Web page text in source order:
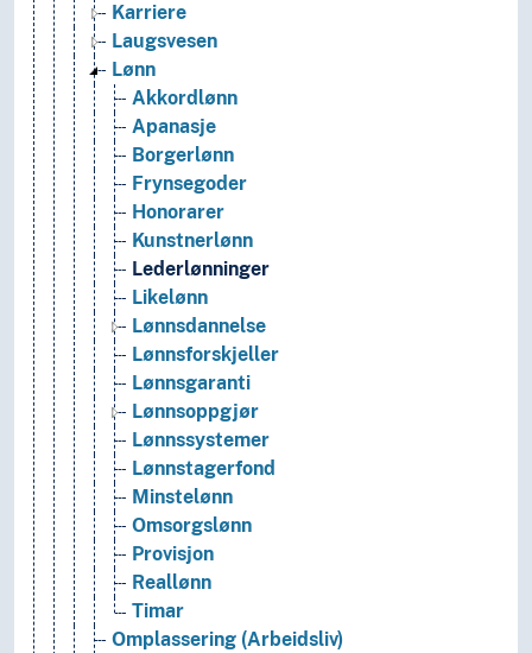
Karriere
Laugsvesen
Lønn
Akkordlønn
Apanasje
Borgerlønn
Frynsegoder
Honorarer
Kunstnerlønn
Lederlønninger
Likelønn
Lønnsdannelse
Lønnsforskjeller
Lønnsgaranti
Lønnsoppgjør
Lønnssystemer
Lønnstagerfond
Minstelønn
Omsorgslønn
Provisjon
Reallønn
Timar
Omplassering (Arbeidsliv)